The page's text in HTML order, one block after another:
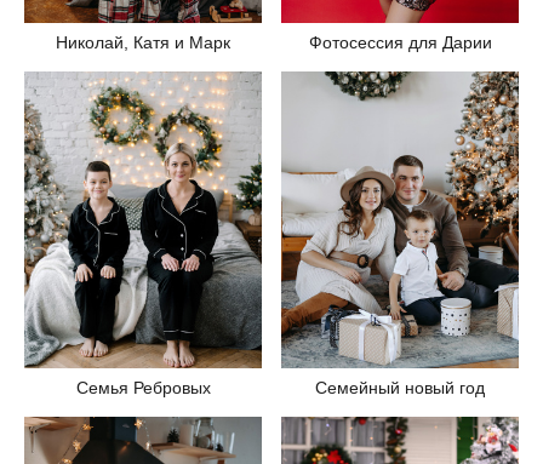
Николай, Катя и Марк Фотосессия для Дарии
Семья Ребровых Семейный новый год